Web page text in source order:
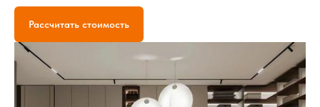
Рассчитать стоимость